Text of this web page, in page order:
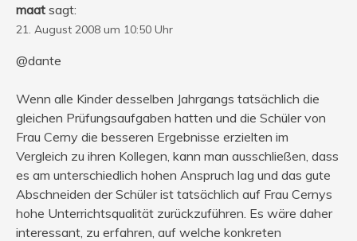
maat sagt:
21. August 2008 um 10:50 Uhr
@dante
Wenn alle Kinder desselben Jahrgangs tatsächlich die
gleichen Prüfungsaufgaben hatten und die Schüler von
Frau Cerny die besseren Ergebnisse erzielten im
Vergleich zu ihren Kollegen, kann man ausschließen, dass
es am unterschiedlich hohen Anspruch lag und das gute
Abschneiden der Schüler ist tatsächlich auf Frau Cernys
hohe Unterrichtsqualität zurückzuführen. Es wäre daher
interessant, zu erfahren, auf welche konkreten